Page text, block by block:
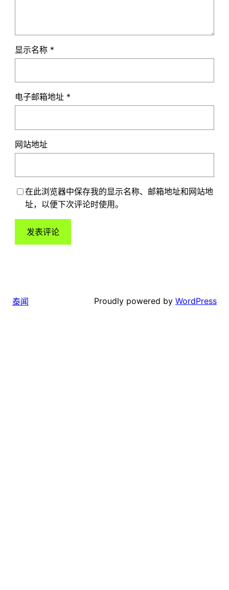
显示名称 *
电子邮箱地址 *
网站地址
在此浏览器中保存我的显示名称、邮箱地址和网站地
址，以便下次评论时使用。
泰闻 Proudly powered by WordPress